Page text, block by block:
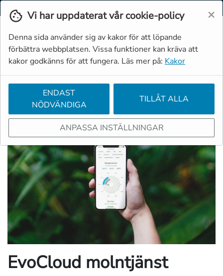
Vi har uppdaterat vår cookie-policy ×
Denna sida använder sig av kakor för att löpande
förbättra webbplatsen. Vissa funktioner kan kräva att
kakor godkänns för att fungera. Läs mer på: Kakor
ENDAST
NÖDVÄNDIGA
TILLÅT ALLA
ANPASSA INSTÄLLNINGAR
Svenska
EvoCloud molntjänst